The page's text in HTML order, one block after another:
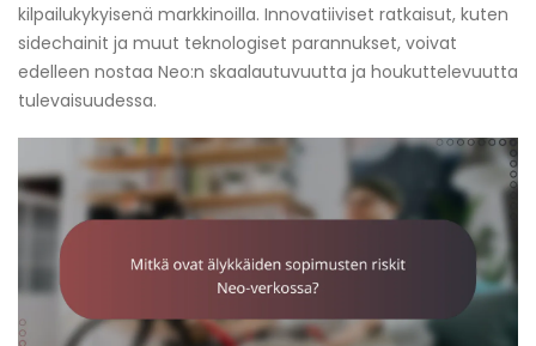
kilpailukykyisenä markkinoilla. Innovatiiviset ratkaisut, kuten
sidechainit ja muut teknologiset parannukset, voivat
edelleen nostaa Neo:n skaalautuvuutta ja houkuttelevuutta
tulevaisuudessa.